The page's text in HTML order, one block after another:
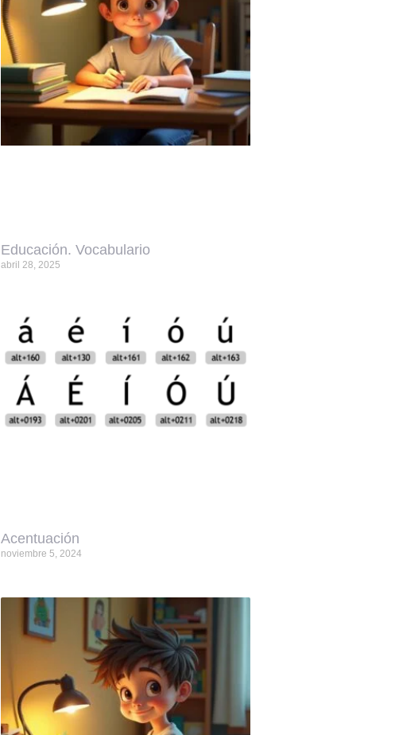
Educación. Vocabulario
abril 28, 2025
Acentuación
noviembre 5, 2024